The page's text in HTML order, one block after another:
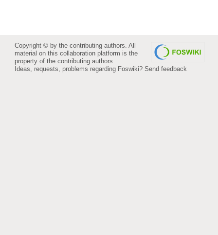
Copyright © by the contributing authors. All
material on this collaboration platform is the
property of the contributing authors.
Ideas, requests, problems regarding Foswiki? Send feedback